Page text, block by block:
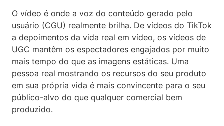
O vídeo é onde a voz do conteúdo gerado pelo
usuário (CGU) realmente brilha. De vídeos do TikTok
a depoimentos da vida real em vídeo, os vídeos de
UGC mantêm os espectadores engajados por muito
mais tempo do que as imagens estáticas. Uma
pessoa real mostrando os recursos do seu produto
em sua própria vida é mais convincente para o seu
público-alvo do que qualquer comercial bem
produzido.